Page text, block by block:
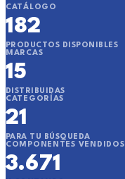
CATÁLOGO
182
PRODUCTOS DISPONIBLES
MARCAS
15
DISTRIBUIDAS
CATEGORÍAS
21
PARA TU BÚSQUEDA
COMPONENTES VENDIDOS
3.671